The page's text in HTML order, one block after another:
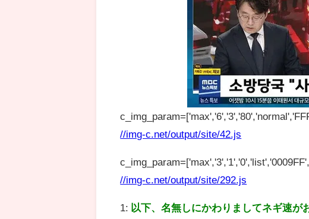
//img-c.net/output/site/42.js
//img-c.net/output/site/292.js
1: 以下、名無しにかわりましてネギ速が